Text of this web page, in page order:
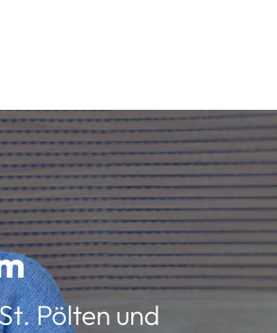
Pölten und